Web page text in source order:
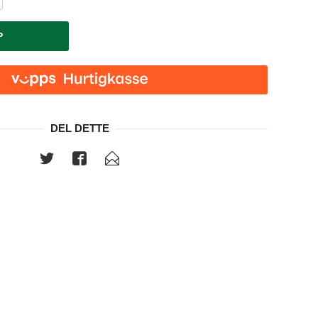
DEL DETTE